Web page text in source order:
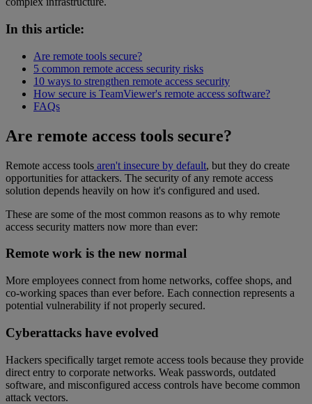
In this article:
Are remote tools secure?
5 common remote access security risks
10 ways to strengthen remote access security
How secure is TeamViewer's remote access software?
FAQs
Are remote access tools secure?
Remote access tools aren't insecure by default, but they do create
opportunities for attackers. The security of any remote access
solution depends heavily on how it's configured and used.
These are some of the most common reasons as to why remote
access security matters now more than ever:
Remote work is the new normal
More employees connect from home networks, coffee shops, and
co-working spaces than ever before. Each connection represents a
potential vulnerability if not properly secured.
Cyberattacks have evolved
Hackers specifically target remote access tools because they provide
direct entry to corporate networks. Weak passwords, outdated
software, and misconfigured access controls have become common
attack vectors.